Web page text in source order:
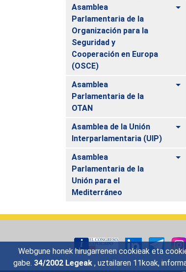
Webgune honek hirugarrenen cookieak eta
gabe. 34/2002 Legeak , uztailaren 11koak,
Asamblea
Parlamentaria de la
Organización para la
Seguridad y
Cooperación en Europa
(OSCE)
Asamblea
Parlamentaria de la
OTAN
Asamblea de la Unión
Interparlamentaria (UIP)
Asamblea
Parlamentaria de la
Unión para el
Mediterráneo